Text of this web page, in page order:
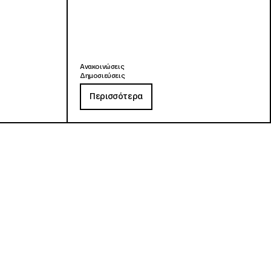
Ανακοινώσεις
Δημοσιεύσεις
Περισσότερα